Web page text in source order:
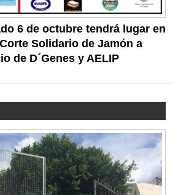
6 de octubre tendrá lugar en
Solidario de Jamón a
de D´Genes y AELIP